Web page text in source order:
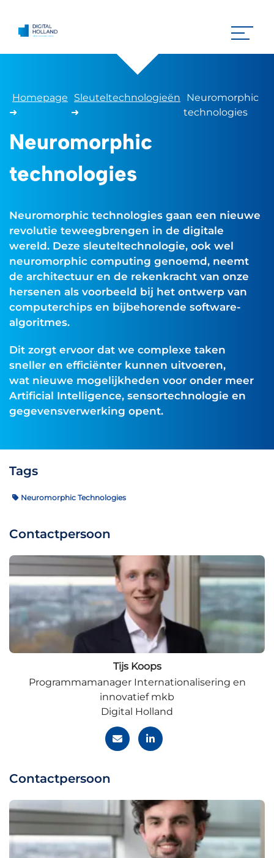
Homepage
➜
Sleuteltechnologieën
➜
Neuromorphic
technologies
Neuromorphic
technologies
Neuromorphic technologies gaan een nieuwe
revolutie teweegbrengen in de digitale
wereld. Deze sleuteltechnologie, ook wel
neuromorphic computing genoemd, neemt
de architectuur en de rekenkracht van onze
hersenen als voorbeeld bij het ontwerp van
computerchips en bijbehorende software-
algoritmes.
Dit zorgt ervoor dat we complexe taken
sneller en efficiënter kunnen uitvoeren,
wat nieuwe mogelijkheden voor onder meer
Artificial Intelligence, sensortechnologie en
gegevensverwerking opent.
Tags
Neuromorphic Technologies
Contactpersoon
Tijs Koops
Programmamanager Internationalisering en
innovatief mkb
Digital Holland
Contactpersoon